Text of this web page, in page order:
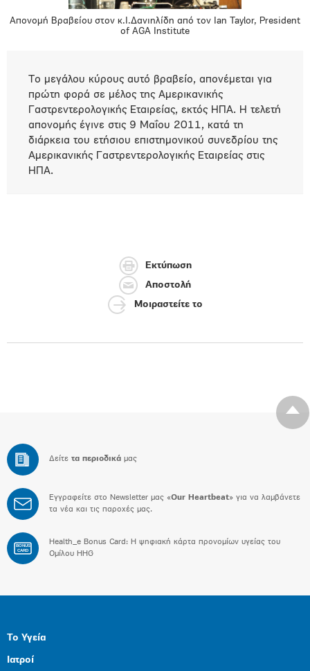
Aπονομή Βραβείου στον κ.Ι.Δανιηλίδη από τον Ιan Taylor, President
of AGA Institute
Το μεγάλου κύρους αυτό βραβείο, απονέμεται για
πρώτη φορά σε μέλος της Αμερικανικής
Γαστρεντερολογικής Εταιρείας, εκτός ΗΠΑ. Η τελετή
απονομής έγινε στις 9 Μαΐου 2011, κατά τη
διάρκεια του ετήσιου επιστημονικού συνεδρίου της
Αμερικανικής Γαστρεντερολογικής Εταιρείας στις
ΗΠΑ.
Εκτύπωση
Αποστολή
Μοιραστείτε το
Δείτε τα περιοδικά μας
Εγγραφείτε στο Newsletter μας «Our Heartbeat» για να λαμβάνετε
τα νέα και τις παροχές μας.
BONUS
CARD
Health_e Bonus Card: H ψηφιακή κάρτα προνομίων υγείας του
Ομίλου HHG
Το Υγεία
Ιατροί